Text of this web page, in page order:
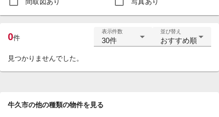
0件
表示件数
30件
並び替え
おすすめ順
見つかりませんでした。
牛久市の他の種類の物件を見る